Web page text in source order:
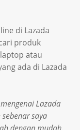
di Lazada
produk
atau
ada di Lazada
Lazada
saya